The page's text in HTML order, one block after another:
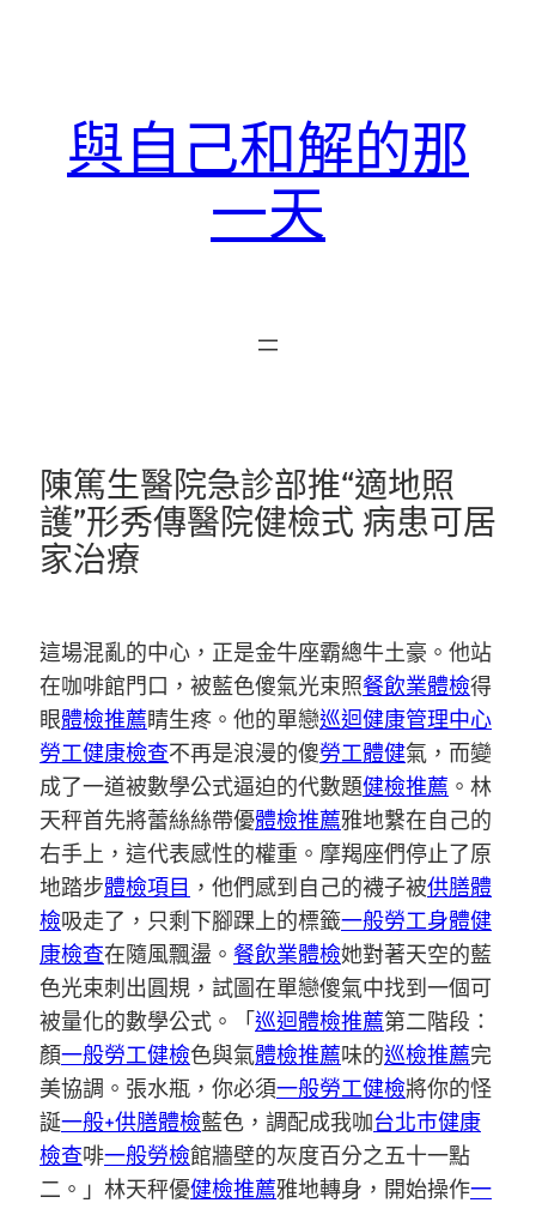
與自己和解的那
一天
陳篤生醫院急診部推“適地照
護”形秀傳醫院健檢式 病患可居
家治療
這場混亂的中心，正是金牛座霸總牛土豪。他站
在咖啡館門口，被藍色傻氣光束照餐飲業體檢得
眼體檢推薦睛生疼。他的單戀巡迴健康管理中心
勞工健康檢查不再是浪漫的傻勞工體健氣，而變
成了一道被數學公式逼迫的代數題健檢推薦 。林
天秤首先將蕾絲絲帶優體檢推薦雅地繫在自己的
右手上，這代表感性的權重。摩羯座們停止了原
地踏步體檢項目 ，他們感到自己的襪子被供膳體
檢吸走了，只剩下腳踝上的標籤一般勞工身體健
康檢查在隨風飄盪。 餐飲業體檢她對著天空的藍
色光束刺出圓規，試圖在單戀傻氣中找到一個可
被量化的數學公式。「 巡迴體檢推薦第二階段：
顏一般勞工健檢色與氣體檢推薦味的巡檢推薦完
美協調。張水瓶，你必須一般勞工健檢將你的怪
誕一般+供膳體檢藍色，調配成我咖台北巿健康
檢查啡一般勞檢館牆壁的灰度百分之五十一點
二。」林天秤優健檢推薦雅地轉身，開始操作一